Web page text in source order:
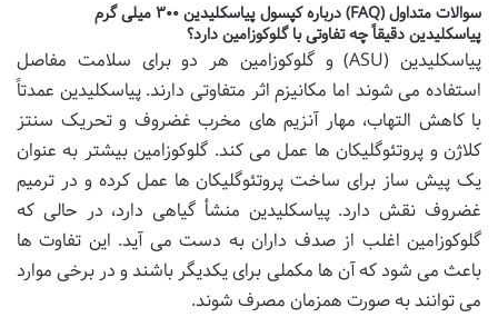
سوالات متداول (FAQ) درباره کپسول پیاسکلیدین ۳۰۰ میلی گرم
پیاسکلیدین دقیقاً چه تفاوتی با گلوکوزامین دارد؟
پیاسکلیدین (ASU) و گلوکوزامین هر دو برای سلامت مفاصل
استفاده می شوند اما مکانیزم اثر متفاوتی دارند. پیاسکلیدین عمدتاً
با کاهش التهاب، مهار آنزیم های مخرب غضروف و تحریک سنتز
کلاژن و پروتئوگلیکان ها عمل می کند. گلوکوزامین بیشتر به عنوان
یک پیش ساز برای ساخت پروتئوگلیکان ها عمل کرده و در ترمیم
غضروف نقش دارد. پیاسکلیدین منشأ گیاهی دارد، در حالی که
گلوکوزامین اغلب از صدف داران به دست می آید. این تفاوت ها
باعث می شود که آن ها مکملی برای یکدیگر باشند و در برخی موارد
می توانند به صورت همزمان مصرف شوند.